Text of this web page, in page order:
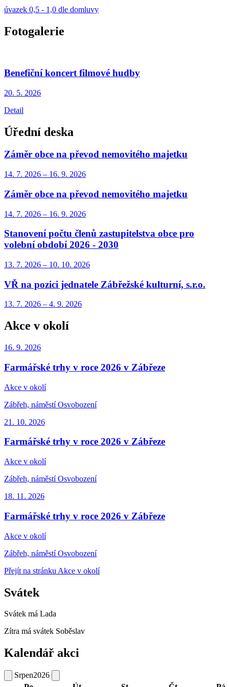
úvazek 0,5 - 1,0 dle domluvy
Fotogalerie
Benefiční koncert filmové hudby
20. 5. 2026
Detail
Úřední deska
Záměr obce na převod nemovitého majetku
14. 7. 2026 – 16. 9. 2026
Záměr obce na převod nemovitého majetku
14. 7. 2026 – 16. 9. 2026
Stanovení počtu členů zastupitelstva obce pro
volební období 2026 - 2030
13. 7. 2026 – 10. 10. 2026
VŘ na pozici jednatele Zábřežské kulturní, s.r.o.
13. 7. 2026 – 4. 9. 2026
Akce v okolí
16. 9. 2026
Farmářské trhy v roce 2026 v Zábřeze
Akce v okolí
Zábřeh, náměstí Osvobození
21. 10. 2026
Farmářské trhy v roce 2026 v Zábřeze
Akce v okolí
Zábřeh, náměstí Osvobození
18. 11. 2026
Farmářské trhy v roce 2026 v Zábřeze
Akce v okolí
Zábřeh, náměstí Osvobození
Přejít na stránku Akce v okolí
Svátek
Svátek má Lada
Zítra má svátek Soběslav
Kalendář akci
Srpen2026